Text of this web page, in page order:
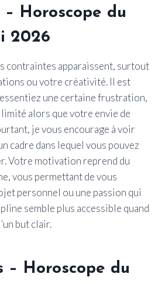
– Horoscope du
2026
contraintes apparaissent, surtout
ou votre créativité. Il est
une certaine frustration,
alors que votre envie de
je vous encourage à voir
cadre dans lequel vous pouvez
Votre motivation reprend du
vous permettant de vous
personnel ou une passion qui
semble plus accessible quand
but clair.
– Horoscope du